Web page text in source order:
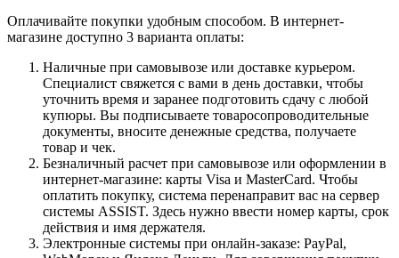
Оплачивайте покупки удобным способом. В интернет-
магазине доступно 3 варианта оплаты:
Наличные при самовывозе или доставке курьером.
Специалист свяжется с вами в день доставки, чтобы
уточнить время и заранее подготовить сдачу с любой
купюры. Вы подписываете товаросопроводительные
документы, вносите денежные средства, получаете
товар и чек.
Безналичный расчет при самовывозе или оформлении в
интернет-магазине: карты Visa и MasterCard. Чтобы
оплатить покупку, система перенаправит вас на сервер
системы ASSIST. Здесь нужно ввести номер карты, срок
действия и имя держателя.
Электронные системы при онлайн-заказе: PayPal,